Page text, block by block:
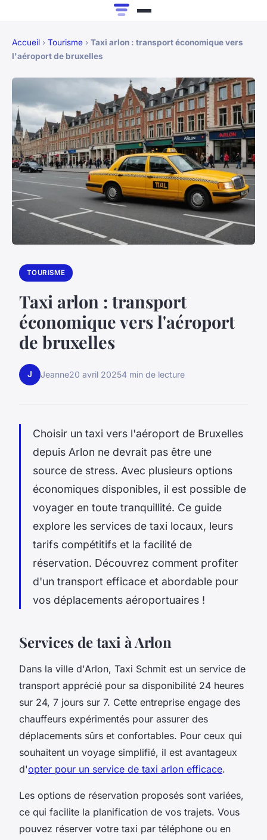
Accueil › Tourisme › Taxi arlon : transport économique vers
l'aéroport de bruxelles
TOURISME
Taxi arlon : transport
économique vers l'aéroport
de bruxelles
J Jeanne20 avril 20254 min de lecture
Choisir un taxi vers l'aéroport de Bruxelles
depuis Arlon ne devrait pas être une
source de stress. Avec plusieurs options
économiques disponibles, il est possible de
voyager en toute tranquillité. Ce guide
explore les services de taxi locaux, leurs
tarifs compétitifs et la facilité de
réservation. Découvrez comment profiter
d'un transport efficace et abordable pour
vos déplacements aéroportuaires !
Services de taxi à Arlon
Dans la ville d'Arlon, Taxi Schmit est un service de
transport apprécié pour sa disponibilité 24 heures
sur 24, 7 jours sur 7. Cette entreprise engage des
chauffeurs expérimentés pour assurer des
déplacements sûrs et confortables. Pour ceux qui
souhaitent un voyage simplifié, il est avantageux
d'opter pour un service de taxi arlon efficace.
Les options de réservation proposés sont variées,
ce qui facilite la planification de vos trajets. Vous
pouvez réserver votre taxi par téléphone ou en